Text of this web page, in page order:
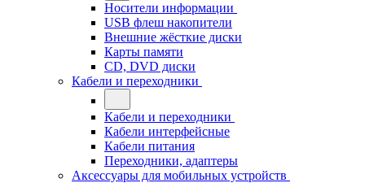
Носители информации
USB флеш накопители
Внешние жёсткие диски
Карты памяти
CD, DVD диски
Кабели и переходники
Кабели и переходники
Кабели интерфейсные
Кабели питания
Переходники, адаптеры
Аксессуары для мобильных устройств